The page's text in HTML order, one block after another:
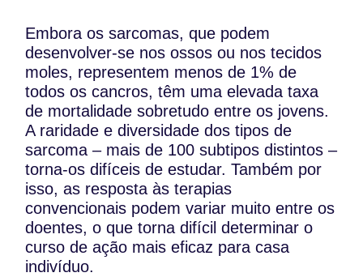
Embora os sarcomas, que podem
desenvolver-se nos ossos ou nos tecidos
moles, representem menos de 1% de
todos os cancros, têm uma elevada taxa
de mortalidade sobretudo entre os jovens.
A raridade e diversidade dos tipos de
sarcoma – mais de 100 subtipos distintos –
torna-os difíceis de estudar. Também por
isso, as resposta às terapias
convencionais podem variar muito entre os
doentes, o que torna difícil determinar o
curso de ação mais eficaz para casa
indivíduo.